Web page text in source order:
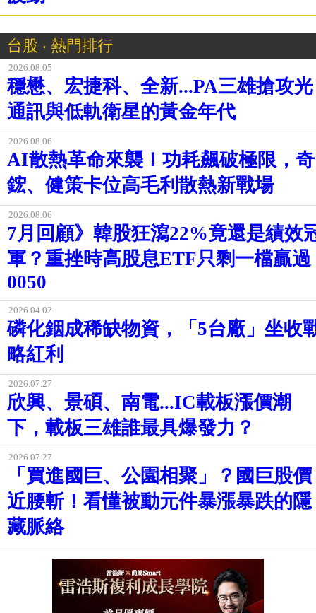
台股 ‧ 熱門排行
2026.08.05
穩懋、宏捷科、全新...PA三雄搶攻光
通訊與低軌衛星的黃金年代
2026.08.06
AI散熱革命來襲！功耗飆破極限，奇
鋐、健策卡位高毛利散熱新戰場
2026.08.06
7月回顧》韓股狂瀉22%竟還是績效
軍？重挫時高股息ETF只剩一檔贏過
0050
2026.04.02
磷化銦成稀缺物資，「5台廠」坐收
略紅利
2026.07.27
欣興、景碩、南電...IC載板漲價潮
下，載板三雄誰最具爆發力？
2026.07.27
「買進國巨、公園相聚」？國巨股價
近腰斬！看懂被動元件暴漲暴跌的隱
藏脈絡